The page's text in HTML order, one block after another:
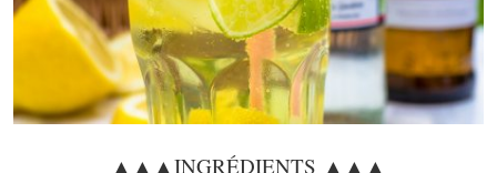
▲▲▲INGRÉDIENTS ▲▲▲